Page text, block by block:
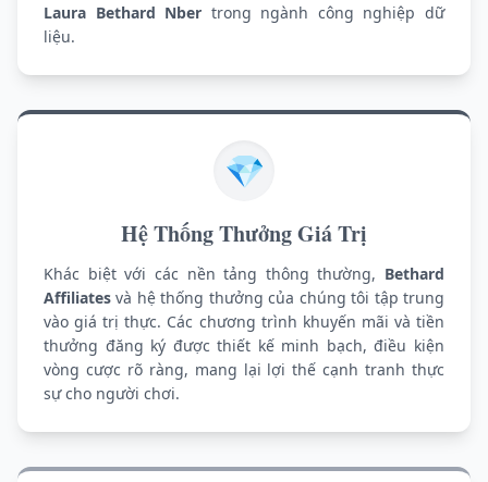
Laura Bethard Nber trong ngành công nghiệp dữ
liệu.
💎
Hệ Thống Thưởng Giá Trị
Khác biệt với các nền tảng thông thường, Bethard
Affiliates và hệ thống thưởng của chúng tôi tập trung
vào giá trị thực. Các chương trình khuyến mãi và tiền
thưởng đăng ký được thiết kế minh bạch, điều kiện
vòng cược rõ ràng, mang lại lợi thế cạnh tranh thực
sự cho người chơi.